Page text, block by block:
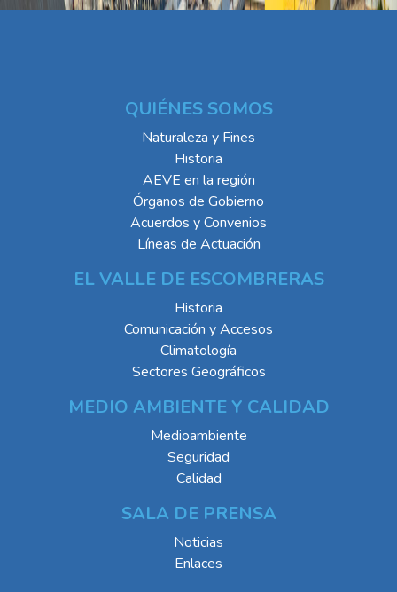
QUIÉNES SOMOS
Naturaleza y Fines
Historia
AEVE en la región
Órganos de Gobierno
Acuerdos y Convenios
Líneas de Actuación
EL VALLE DE ESCOMBRERAS
Historia
Comunicación y Accesos
Climatología
Sectores Geográficos
MEDIO AMBIENTE Y CALIDAD
Medioambiente
Seguridad
Calidad
SALA DE PRENSA
Noticias
Enlaces